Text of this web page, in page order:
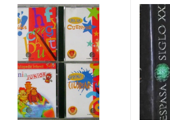
Informática y Tecnología,
Interes General Profesionales y
tecnicos